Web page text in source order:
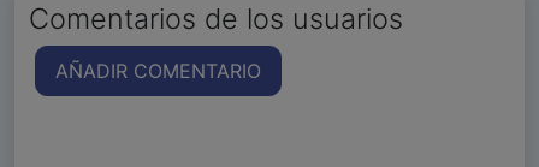
Comentarios de los usuarios
AÑADIR COMENTARIO